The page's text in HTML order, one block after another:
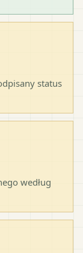
status
według